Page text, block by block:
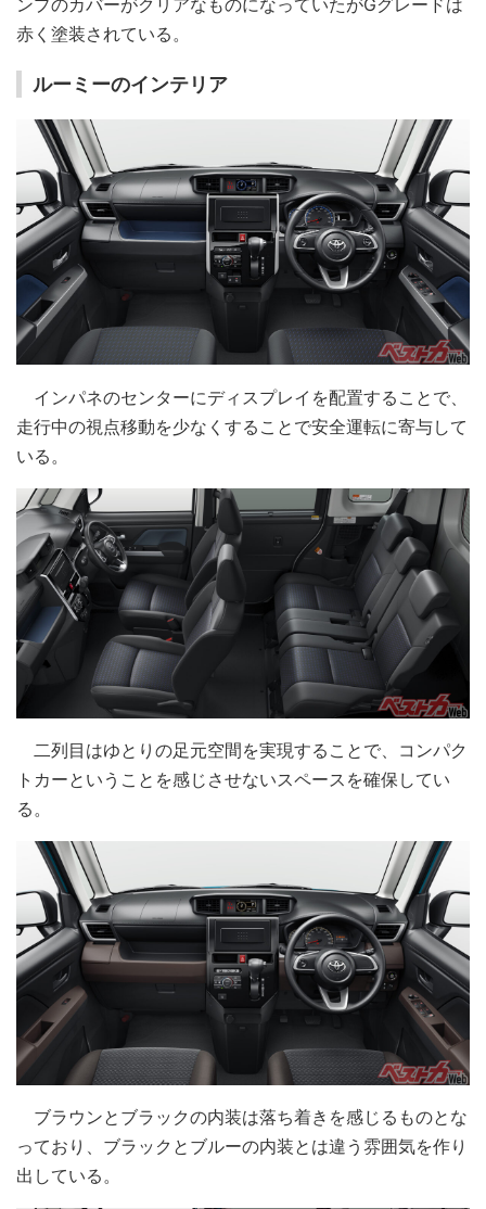
赤く塗装されている。
ルーミーのインテリア
インパネのセンターにディスプレイを配置することで、
走行中の視点移動を少なくすることで安全運転に寄与して
いる。
二列目はゆとりの足元空間を実現することで、コンパク
トカーということを感じさせないスペースを確保してい
る。
ブラウンとブラックの内装は落ち着きを感じるものとな
っており、ブラックとブルーの内装とは違う雰囲気を作り
出している。